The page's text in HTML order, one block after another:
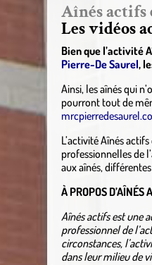
Aînés
Les vidéos
Bien que l’activité
Pierre-De Saurel,
Ainsi, les aînés qui
pourront tout de
L’activité Aînés
professionnelles de
aux aînés,
À PROPOS D’AÎNÉS
Aînés actifs est une
professionnel de
circonstances,
dans leur milieu de